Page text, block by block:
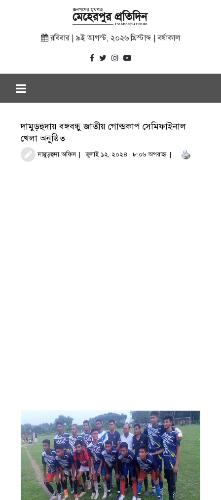
রবিবার | ৯ই আগস্ট, ২০২৬ খ্রিস্টাব্দ | বর্ষাকাল
দামুড়হুদায় বঙ্গবন্ধু জাতীয় গোল্ডকাপ সেমিফাইনাল
খেলা অনুষ্ঠিত
দামুড়হুদা অফিস জুলাই ১২, ২০২৪ · ৮:০৬ অপরাহ্ণ